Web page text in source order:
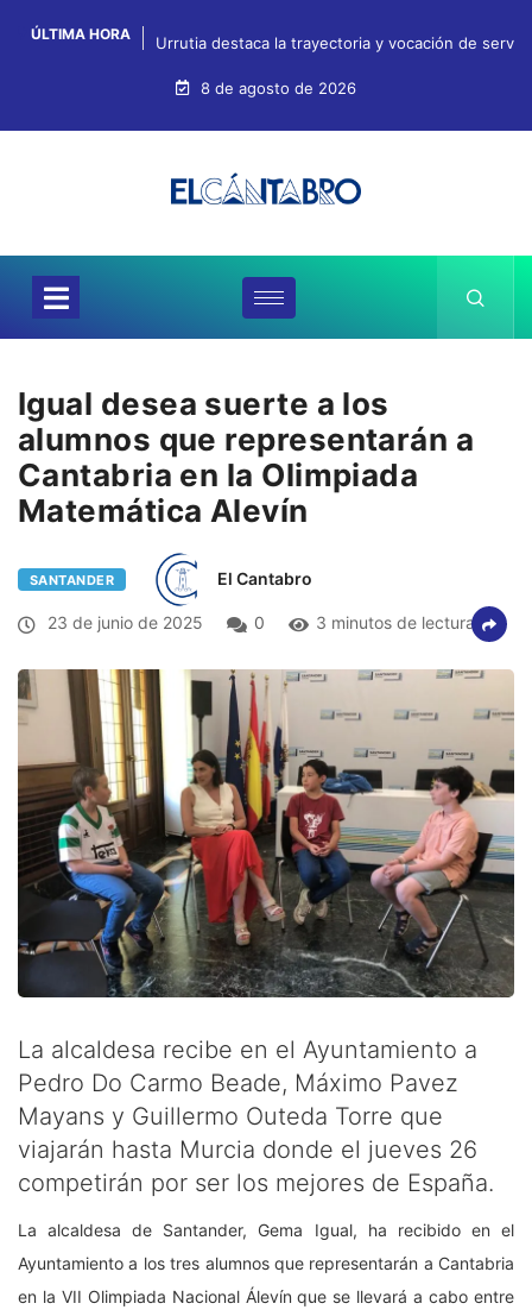
ÚLTIMA HORA Urrutia destaca la trayectoria y vocación de
8 de agosto de 2026
Igual desea suerte a los
alumnos que representarán a
Cantabria en la Olimpiada
Matemática Alevín
SANTANDER El Cantabro
23 de junio de 2025 0 3 minutos de lectura
La alcaldesa recibe en el Ayuntamiento a
Pedro Do Carmo Beade, Máximo Pavez
Mayans y Guillermo Outeda Torre que
viajarán hasta Murcia donde el jueves 26
competirán por ser los mejores de España.
La alcaldesa de Santander, Gema Igual, ha recibido en el
Ayuntamiento a los tres alumnos que representarán a Cantabria
en la VII Olimpiada Nacional Álevín que se llevará a cabo entre